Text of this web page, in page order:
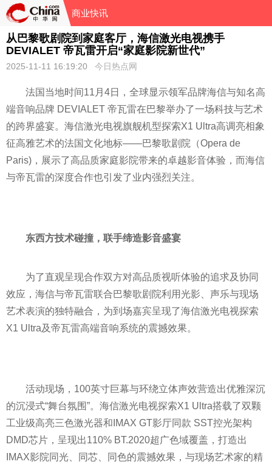
商业快讯
从巴黎歌剧院到家庭客厅，海信激光电视携手
DEVIALET 帝瓦雷开启“家庭影院新世代”
2025-11-11 16:19:20 今日热点网
法国当地时间11月4日，全球显示领军品牌海信与知名高
端音响品牌 DEVIALET 帝瓦雷在巴黎举办了一场科技与艺术
的跨界盛宴。海信激光电视旗舰机型探索X1 Ultra高调亮相象
征高雅艺术的法国文化地标——巴黎歌剧院（Opera de
Paris)，展示了高品质家庭影院带来的卓越影音体验，而海信
与帝瓦雷的深度合作也引发了业内强烈关注。
东西方技术碰撞，联手缔造影音盛宴
为了直观呈现合作双方对高品质视听体验的追求及协同
效应，海信与帝瓦雷联合巴黎歌剧院利用光影、声乐与现场
艺术表演的独特融合，为到场嘉宾呈现了海信激光电视探索
X1 Ultra及帝瓦雷高端音响系统的震撼效果。
活动现场，100英寸巨幕与环绕立体声效营造出优雅深沉
的沉浸式“舞台氛围”。海信激光电视探索X1 Ultra搭载了双颗
工业级高亮三色激光器和IMAX GT影厅同款 SST控光架构
DMD芯片，呈现出110% BT.2020超广色域覆盖，打造出
IMAX影院同光、同芯、同色的震撼效果，与现场艺术家的精